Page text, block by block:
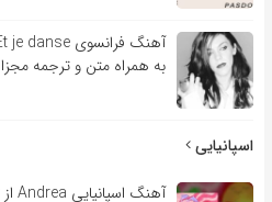
به همراه متن و ترجمه مجزا
اسپانیایی